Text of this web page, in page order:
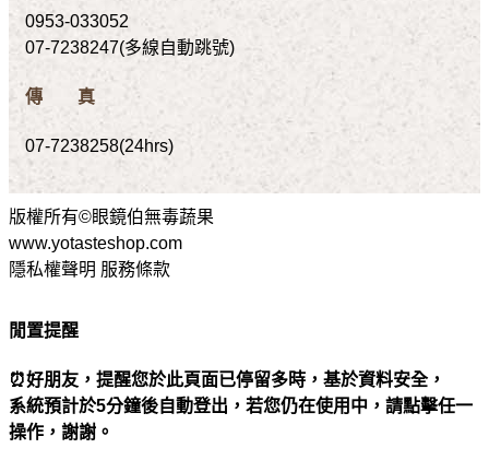
0953-033052
07-7238247(多線自動跳號)
傳 真
07-7238258(24hrs)
版權所有©眼鏡伯無毒蔬果
www.yotasteshop.com
隱私權聲明 服務條款
閒置提醒
⏰好朋友，提醒您於此頁面已停留多時，基於資料安全，
系統預計於5分鐘後自動登出，若您仍在使用中，請點擊任一
操作，謝謝。